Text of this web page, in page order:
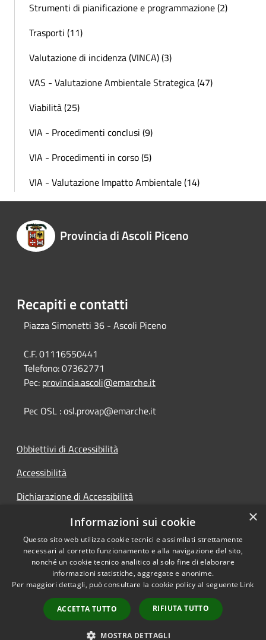
Strumenti di pianificazione e programmazione (2)
Trasporti (11)
Valutazione di incidenza (VINCA) (3)
VAS - Valutazione Ambientale Strategica (47)
Viabilità (25)
VIA - Procedimenti conclusi (9)
VIA - Procedimenti in corso (5)
VIA - Valutazione Impatto Ambientale (14)
Provincia di Ascoli Piceno
Recapiti e contatti
Piazza Simonetti 36 - Ascoli Piceno
C.F. 01116550441
Telefono:07362771
Pec: provincia.ascoli@emarche.it
Pec OSL : osl.provap@emarche.it
Obbiettivi di Accessibilità
Accessibilità
Dichiarazione di Accessibilità
Accesso Civico
Accessibilità
Copyright © 2026 • Provincia di
Ascoli Piceno • Powered by
Municipium•
Accesso
redazione
×
Informazioni sui cookie
Questo sito web utilizza cookie tecnici e assimilati strettamente
necessari al corretto funzionamento e alla navigazione del sito,
nonché un cookie tecnico analitico al solo fine di elaborare
informazioni statistiche, aggregate e anonime.
Per maggiori dettagli, può consultare la cookie policy al seguente Link
ACCETTA TUTTO RIFIUTA TUTTO
MOSTRA DETTAGLI